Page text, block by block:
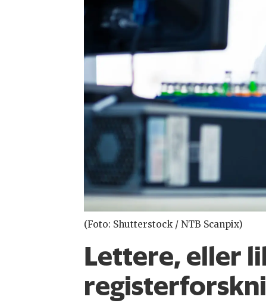
(Foto: Shutterstock / NTB Scanpix)
Lettere, eller